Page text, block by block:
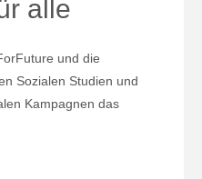
alle
und die
Sozialen Studien und
Kampagnen das